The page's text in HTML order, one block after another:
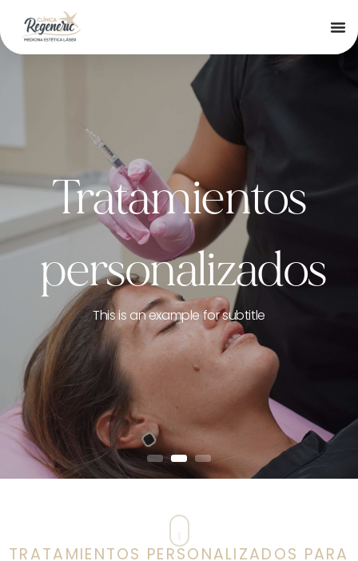
Tratamientos
personalizados
This is an example for subtitle
TRATAMIENTOS PERSONALIZADOS PARA